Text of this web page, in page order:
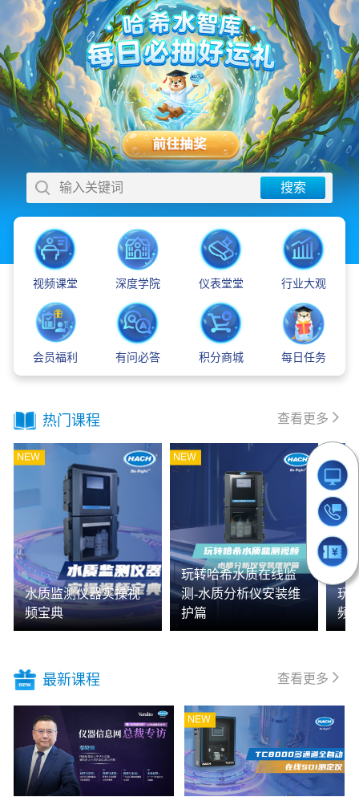
输入关键词 搜索
视频课堂 深度学院 仪表堂堂 行业大观
会员福利 有问必答 积分商城 每日任务
热门课程 查看更多
水质监测仪器实操视
频宝典
玩转哈希水质在线监
测-水质分析仪安装维
护篇
玩
频-
最新课程 查看更多